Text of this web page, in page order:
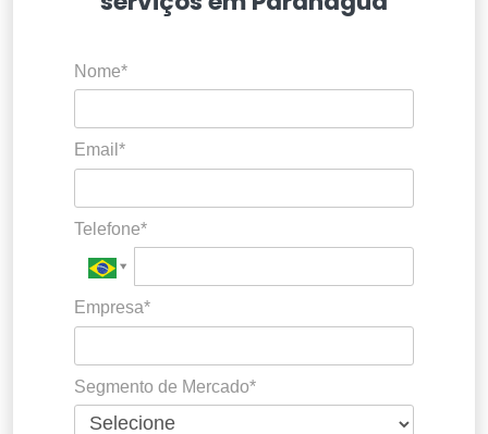
Nome*
Email*
Telefone*
Empresa*
Segmento de Mercado*